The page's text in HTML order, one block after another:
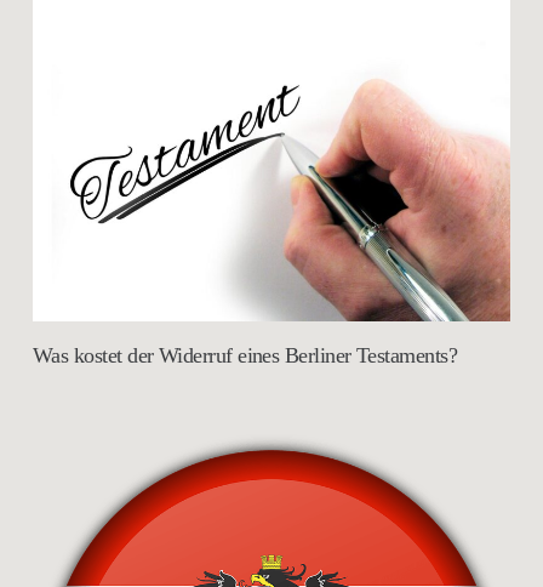
Was kostet der Widerruf eines Berliner Testaments?